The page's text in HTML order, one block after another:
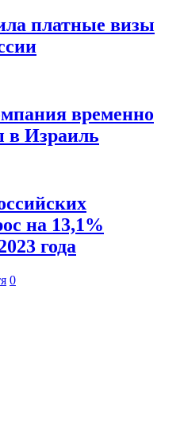
платные визы
временно
в Израиль
на 13,1%
года
0